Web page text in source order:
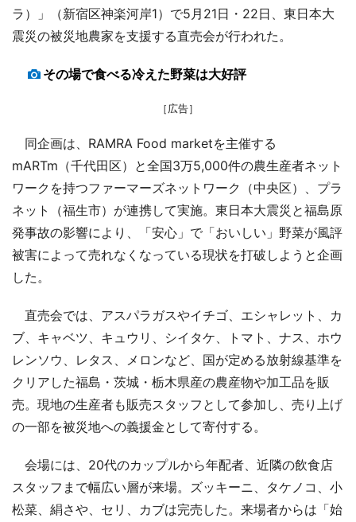
ラ）」（新宿区神楽河岸1）で5月21日・22日、東日本大
震災の被災地農家を支援する直売会が行われた。
その場で食べる冷えた野菜は大好評
［広告］
同企画は、RAMRA Food marketを主催する
mARTm（千代田区）と全国3万5,000件の農生産者ネット
ワークを持つファーマーズネットワーク（中央区）、プラ
ネット（福生市）が連携して実施。東日本大震災と福島原
発事故の影響により、「安心」で「おいしい」野菜が風評
被害によって売れなくなっている現状を打破しようと企画
した。
直売会では、アスパラガスやイチゴ、エシャレット、カ
ブ、キャベツ、キュウリ、シイタケ、トマト、ナス、ホウ
レンソウ、レタス、メロンなど、国が定める放射線基準を
クリアした福島・茨城・栃木県産の農産物や加工品を販
売。現地の生産者も販売スタッフとして参加し、売り上げ
の一部を被災地への義援金として寄付する。
会場には、20代のカップルから年配者、近隣の飲食店
スタッフまで幅広い層が来場。ズッキーニ、タケノコ、小
松菜、絹さや、セリ、カブは完売した。来場者からは「始